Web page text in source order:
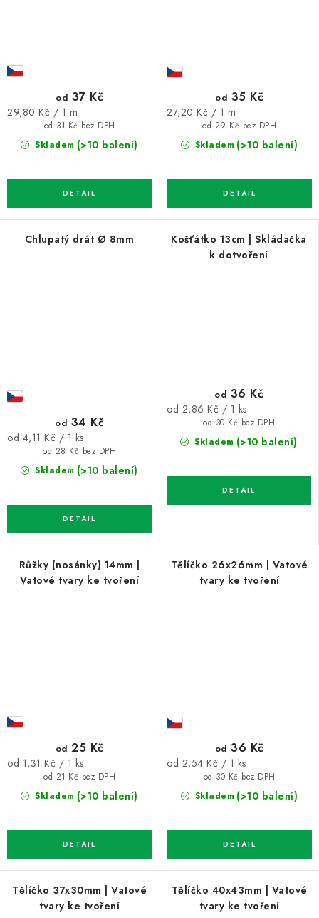
Skladem (>10 balení)
od 31 Kč bez DPH
od 37 Kč
Měrná
29,80 Kč / 1 m
Skladem (>10 balení)
od 29 Kč bez DPH
od 35 Kč
Měrná
27,20 Kč / 1 m
Chlupatý drát Ø 8mm
Skladem (>10 balení)
od 28 Kč bez DPH
od 34 Kč
Měrná
od 4,11 Kč / 1 ks
Košťátko 13cm | Skládačka
k dotvoření
Skladem (>10 balení)
od 30 Kč bez DPH
od 36 Kč
Měrná
od 2,86 Kč / 1 ks
Růžky (nosánky) 14mm |
Vatové tvary ke tvoření
Skladem (>10 balení)
od 21 Kč bez DPH
od 25 Kč
Měrná
od 1,31 Kč / 1 ks
Tělíčko 26x26mm | Vatové
tvary ke tvoření
Skladem (>10 balení)
od 30 Kč bez DPH
od 36 Kč
Měrná
od 2,54 Kč / 1 ks
Tělíčko 37x30mm | Vatové
tvary ke tvoření
Tělíčko 40x43mm | Vatové
tvary ke tvoření